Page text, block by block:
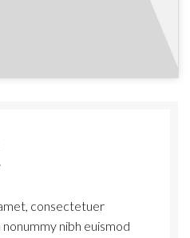
consectetuer
nibh euismod